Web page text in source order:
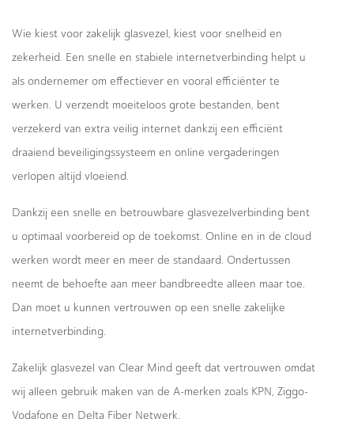
Wie kiest voor zakelijk glasvezel, kiest voor snelheid en
zekerheid. Een snelle en stabiele internetverbinding helpt u
als ondernemer om effectiever en vooral efficiënter te
werken. U verzendt moeiteloos grote bestanden, bent
verzekerd van extra veilig internet dankzij een efficiënt
draaiend beveiligingssysteem en online vergaderingen
verlopen altijd vloeiend.
Dankzij een snelle en betrouwbare glasvezelverbinding bent
u optimaal voorbereid op de toekomst. Online en in de cloud
werken wordt meer en meer de standaard. Ondertussen
neemt de behoefte aan meer bandbreedte alleen maar toe.
Dan moet u kunnen vertrouwen op een snelle zakelijke
internetverbinding.
Zakelijk glasvezel van Clear Mind geeft dat vertrouwen omdat
wij alleen gebruik maken van de A-merken zoals KPN, Ziggo-
Vodafone en Delta Fiber Netwerk.